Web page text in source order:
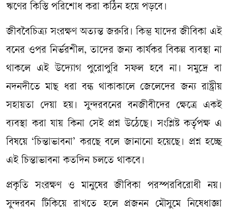
ঋণের কিস্তি পরিশোধ করা কঠিন হয়ে পড়বে।
জীববৈচিত্র্য সংরক্ষণ অত্যন্ত জরুরি। কিন্তু যাদের জীবিকা এই
বনের ওপর নির্ভরশীল, তাদের জন্য কার্যকর বিকল্প ব্যবস্থা না
থাকলে এই উদ্যোগ পুরোপুরি সফল হবে না। সমুদ্রে বা
নদনদীতে মাছ ধরা বন্ধ থাকাকালে জেলেদের জন্য রাষ্ট্রীয়
সহায়তা দেয়া হয়। সুন্দরবনের বনজীবীদের ক্ষেত্রে একই
ব্যবস্থা করা যায় কিনা সেই প্রশ্ন উঠেছে। সংশ্লিষ্ট কর্তৃপক্ষ এ
বিষয়ে ‘চিন্তাভাবনা’ করছে বলে জানানো হয়েছে। প্রশ্ন হচ্ছে
এই চিন্তাভাবনা কতদিন চলতে থাকবে।
প্রকৃতি সংরক্ষণ ও মানুষের জীবিকা পরস্পরবিরোধী নয়।
সুন্দরবন টিকিয়ে রাখতে হলে প্রজনন মৌসুমে নিষেধাজ্ঞা